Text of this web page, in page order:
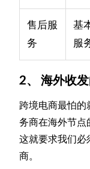
售后服
务
基
服
2、 海外收
跨境电商最怕的
务商在海外节点
这就要求我们必
商。